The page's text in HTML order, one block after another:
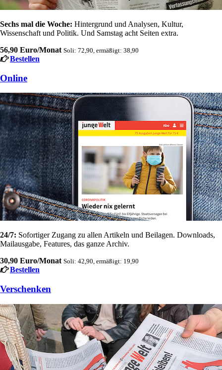
Sechs mal die Woche: Hintergrund und Analysen, Kultur,
Wissenschaft und Politik. Und Samstag acht Seiten extra.
56,90 Euro/Monat Soli: 72,90, ermäßigt: 38,90
Bestellen
Online
24/7: Sofortiger Zugang zu allen Artikeln und Beilagen. Downloads,
Mailausgabe, Features, das ganze Archiv.
30,90 Euro/Monat Soli: 42,90, ermäßigt: 19,90
Bestellen
Verschenken